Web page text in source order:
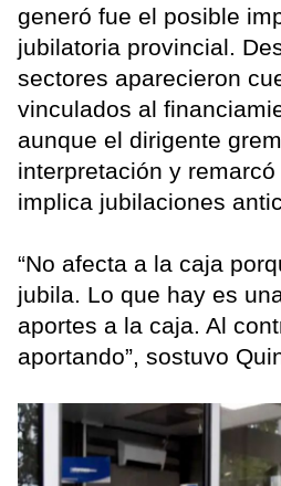
generó fue el posible
jubilatoria provincial.
sectores aparecieron
vinculados al
aunque el dirigente
interpretación y
implica jubilaciones
“No afecta a la caja
jubila. Lo que hay es
aportes a la caja. Al
aportando”, sostuvo